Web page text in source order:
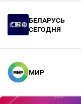
БЕЛАРУСЬ
СЕГОДНЯ
МИР